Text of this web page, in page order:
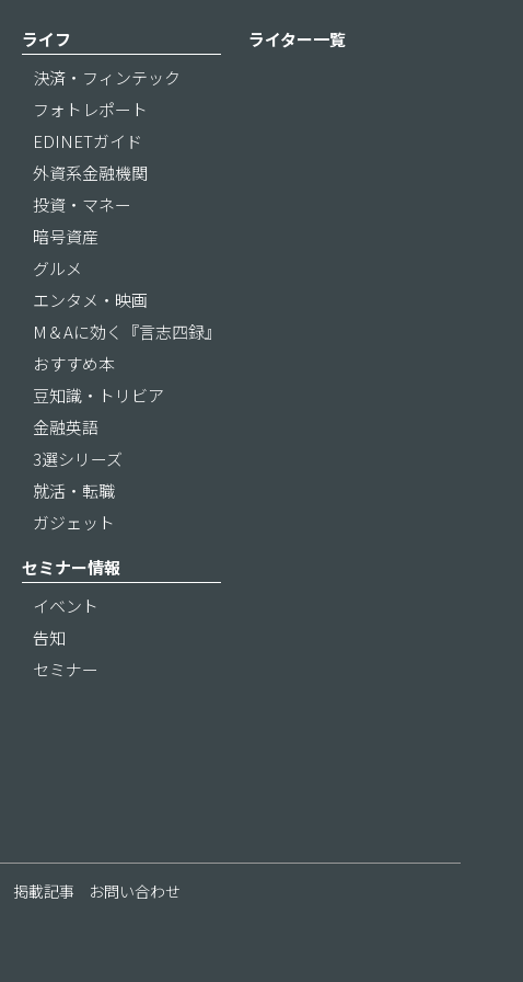
ライフ
決済・フィンテック
フォトレポート
EDINETガイド
外資系金融機関
投資・マネー
暗号資産
グルメ
エンタメ・映画
M＆Aに効く『言志四録』
おすすめ本
豆知識・トリビア
金融英語
3選シリーズ
就活・転職
ガジェット
セミナー情報
イベント
告知
セミナー
ライター一覧
掲載記事
お問い合わせ